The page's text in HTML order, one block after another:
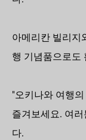
아메리칸 빌리지
행 기념품으로도
"오키나와 여행
즐겨보세요. 여
다.